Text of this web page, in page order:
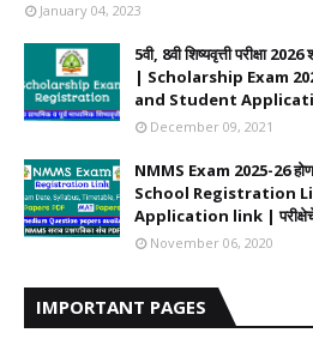
January 04, 2023
5वी, 8वी शिष्यवृत्ती परीक्षा
| Scholarship Exam
and Student
December 09, 2021
NMMS Exam 2025-26
School Registration
Application link | परीक्षेचे
November 06, 2020
IMPORTANT PAGES